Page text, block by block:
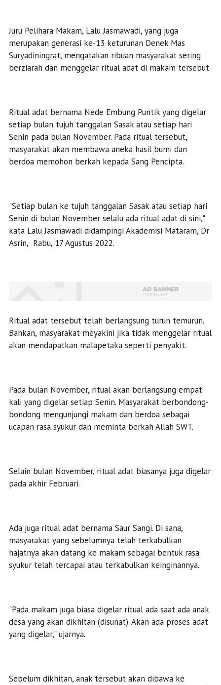
Juru Pelihara Makam, Lalu Jasmawadi, yang juga
merupakan generasi ke-13 keturunan Denek Mas
Suryadiningrat, mengatakan ribuan masyarakat sering
berziarah dan menggelar ritual adat di makam tersebut.
Ritual adat bernama Nede Embung Puntik yang digelar
setiap bulan tujuh tanggalan Sasak atau setiap hari
Senin pada bulan November. Pada ritual tersebut,
masyarakat akan membawa aneka hasil bumi dan
berdoa memohon berkah kepada Sang Pencipta.
"Setiap bulan ke tujuh tanggalan Sasak atau setiap hari
Senin di bulan November selalu ada ritual adat di sini,"
kata Lalu Jasmawadi didampingi Akademisi Mataram, Dr
Asrin, Rabu, 17 Agustus 2022.
Ritual adat tersebut telah berlangsung turun temurun.
Bahkan, masyarakat meyakini jika tidak menggelar ritual
akan mendapatkan malapetaka seperti penyakit.
Pada bulan November, ritual akan berlangsung empat
kali yang digelar setiap Senin. Masyarakat berbondong-
bondong mengunjungi makam dan berdoa sebagai
ucapan rasa syukur dan meminta berkah Allah SWT.
Selain bulan November, ritual adat biasanya juga digelar
pada akhir Februari.
Ada juga ritual adat bernama Saur Sangi. Di sana,
masyarakat yang sebelumnya telah terkabulkan
hajatnya akan datang ke makam sebagai bentuk rasa
syukur telah tercapai atau terkabulkan keinginannya.
"Pada makam juga biasa digelar ritual ada saat ada anak
desa yang akan dikhitan (disunat). Akan ada proses adat
yang digelar," ujarnya.
Sebelum dikhitan, anak tersebut akan dibawa ke